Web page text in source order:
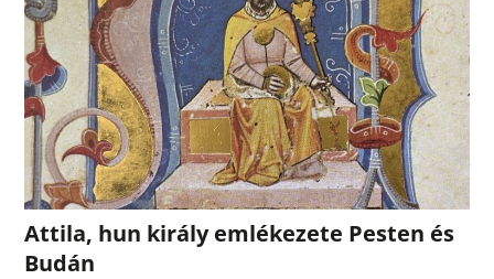
Attila, hun király emlékezete Pesten és
Budán